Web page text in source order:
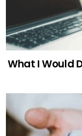
What I Would